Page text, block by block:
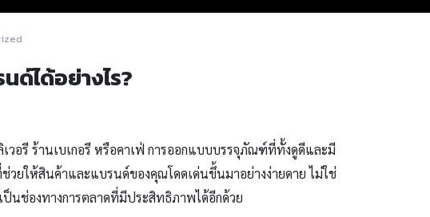
ด์ได้อย่างไร?
วอรี ร้านเบเกอรี หรือคาเฟ่ การออกแบบบรรจุภัณฑ์ที่ทั้งดูดีและมี
วยให้สินค้าและแบรนด์ของคุณโดดเด่นขึ้นมาอย่างง่ายดาย ไม่ใช่
นช่องทางการตลาดที่มีประสิทธิภาพได้อีกด้วย